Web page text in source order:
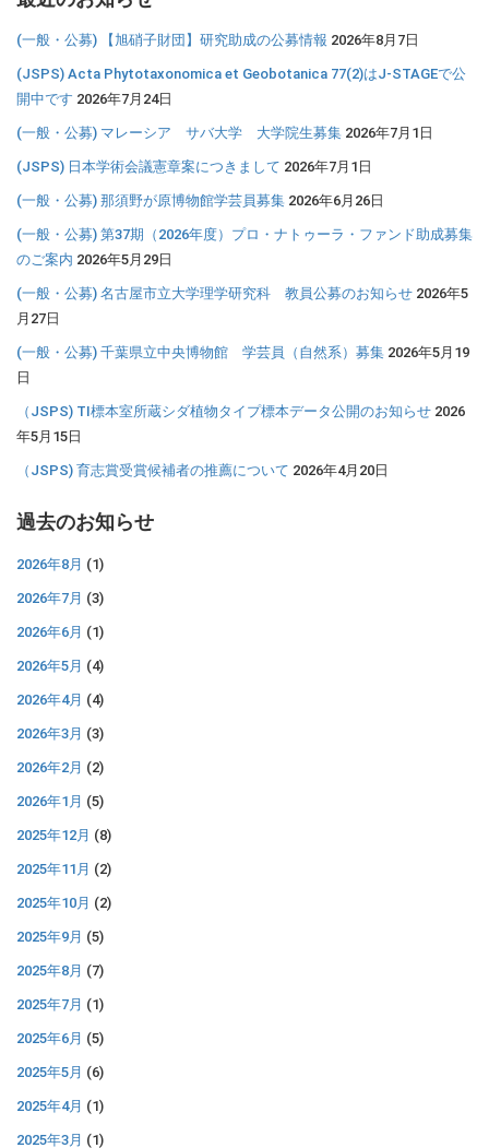
(一般・公募) 【旭硝子財団】研究助成の公募情報 2026年8月7日
(JSPS) Acta Phytotaxonomica et Geobotanica 77(2)はJ-STAGEで公
開中です 2026年7月24日
(一般・公募) マレーシア サバ大学 大学院生募集 2026年7月1日
(JSPS) 日本学術会議憲章案につきまして 2026年7月1日
(一般・公募) 那須野が原博物館学芸員募集 2026年6月26日
(一般・公募) 第37期（2026年度）プロ・ナトゥーラ・ファンド助成募集
のご案内 2026年5月29日
(一般・公募) 名古屋市立大学理学研究科 教員公募のお知らせ 2026年5
月27日
(一般・公募) 千葉県立中央博物館 学芸員（自然系）募集 2026年5月19
日
（JSPS) TI標本室所蔵シダ植物タイプ標本データ公開のお知らせ 2026
年5月15日
（JSPS) 育志賞受賞候補者の推薦について 2026年4月20日
過去のお知らせ
2026年8月 (1)
2026年7月 (3)
2026年6月 (1)
2026年5月 (4)
2026年4月 (4)
2026年3月 (3)
2026年2月 (2)
2026年1月 (5)
2025年12月 (8)
2025年11月 (2)
2025年10月 (2)
2025年9月 (5)
2025年8月 (7)
2025年7月 (1)
2025年6月 (5)
2025年5月 (6)
2025年4月 (1)
2025年3月 (1)